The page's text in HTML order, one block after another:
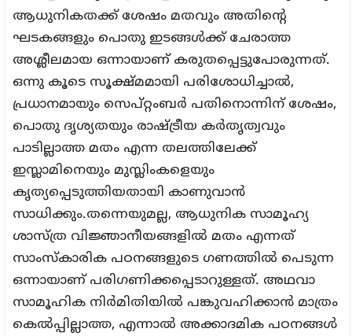
ആധുനികതക്ക് ശേഷം മതവും അതിന്റെ
ഘടകങ്ങളും പൊതു ഇടങ്ങൾക്ക് ചേരാത്ത
അശ്ലീലമായ ഒന്നായാണ് കരുതപ്പെട്ടുപോരുന്നത്.
ഒന്നു കൂടെ സൂക്ഷ്മമായി പരിശോധിച്ചാൽ,
പ്രധാനമായും സെപ്റ്റംബർ പതിനൊന്നിന് ശേഷം,
പൊതു ദൃശ്യതയും രാഷ്ട്രീയ കർതൃത്വവും
പാടില്ലാത്ത മതം എന്ന തലത്തിലേക്ക്
ഇസ്ലാമിനെയും മുസ്ലിംകളെയും
കൃത്യപ്പെടുത്തിയതായി കാണുവാൻ
സാധിക്കും.തന്നെയുമല്ല, ആധുനിക സാമൂഹ്യ
ശാസ്ത്ര വിജ്ഞാനീയങ്ങളില്‍ മതം എന്നത്
സാംസ്‌കാരിക പഠനങ്ങളുടെ ഗണത്തില്‍ പെടുന്ന
ഒന്നായാണ് പരിഗണിക്കപ്പെടാറുള്ളത്. അഥവാ
സാമൂഹിക നിര്‍മിതിയില്‍ പങ്കുവഹിക്കാന്‍ മാത്രം
കെല്‍പ്പില്ലാത്ത, എന്നാല്‍ അക്കാദമിക പഠനങ്ങള്‍